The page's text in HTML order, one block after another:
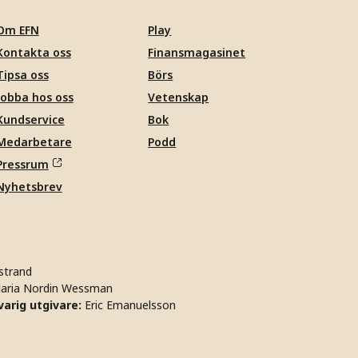
EFN
oss
oss
hos oss
Play
Finansmagasinet
Börs
Vetenskap
Bok
Podd
Nordin Wessman
utgivare: Eric Emanuelsson